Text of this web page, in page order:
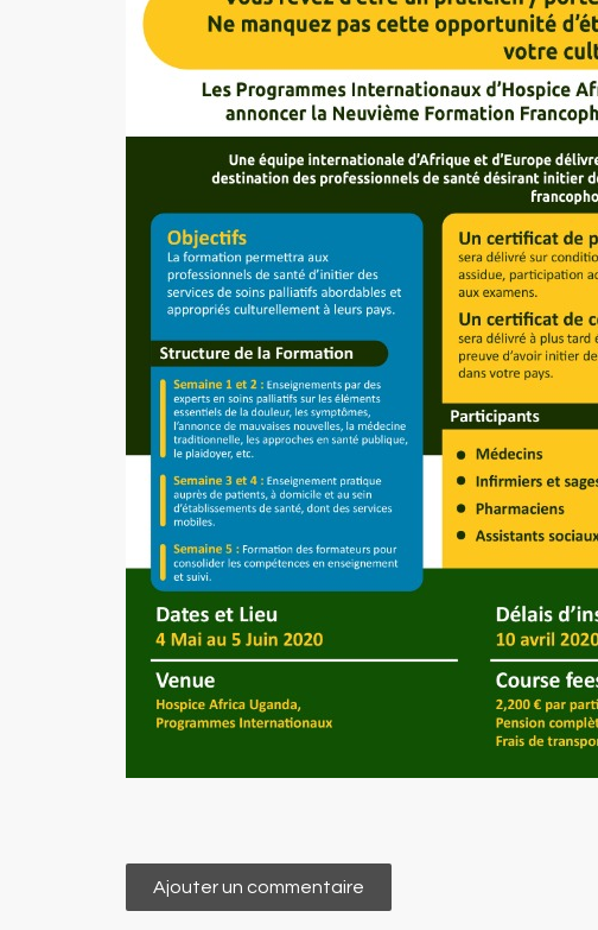
Ajouter un commentaire